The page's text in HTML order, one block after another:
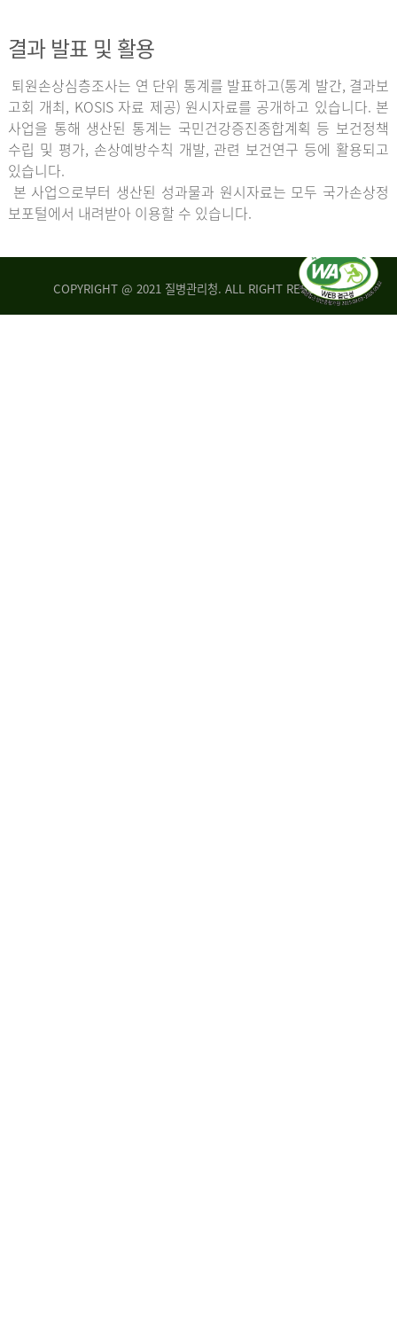
결과 발표 및 활용
퇴원손상심층조사는 연 단위 통계를 발표하고(통계 발간, 결과보
고회 개최, KOSIS 자료 제공) 원시자료를 공개하고 있습니다. 본
사업을 통해 생산된 통계는 국민건강증진종합계획 등 보건정책
수립 및 평가, 손상예방수칙 개발, 관련 보건연구 등에 활용되고
있습니다.
본 사업으로부터 생산된 성과물과 원시자료는 모두 국가손상정
보포털에서 내려받아 이용할 수 있습니다.
COPYRIGHT @ 2021 질병관리청. ALL RIGHT RESERVED